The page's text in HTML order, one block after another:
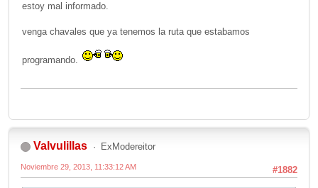
estoy mal informado.
venga chavales que ya tenemos la ruta que estabamos
programando.
Valvulillas ExModereitor
#1882
Noviembre 29, 2013, 11:33:12 AM